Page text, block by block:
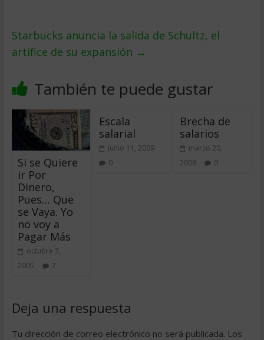
Starbucks anuncia la salida de Schultz, el
artífice de su expansión →
También te puede gustar
Si se Quiere
ir Por
Dinero,
Pues… Que
se Vaya. Yo
no voy a
Pagar Más
octubre 3,
2005
7
Escala
salarial
junio 11, 2009
0
Brecha de
salarios
marzo 20,
2008
0
Deja una respuesta
Tu dirección de correo electrónico no será publicada. Los